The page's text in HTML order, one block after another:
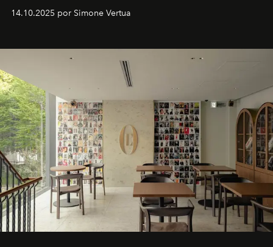
14.10.2025 por Simone Vertua